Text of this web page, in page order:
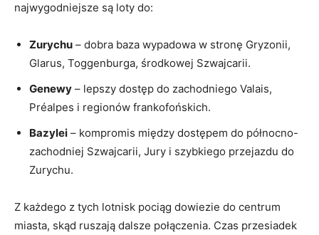
najwygodniejsze są loty do:
Zurychu – dobra baza wypadowa w stronę Gryzonii,
Glarus, Toggenburga, środkowej Szwajcarii.
Genewy – lepszy dostęp do zachodniego Valais,
Préalpes i regionów frankofońskich.
Bazylei – kompromis między dostępem do północno-
zachodniej Szwajcarii, Jury i szybkiego przejazdu do
Zurychu.
Z każdego z tych lotnisk pociąg dowiezie do centrum
miasta, skąd ruszają dalsze połączenia. Czas przesiadek